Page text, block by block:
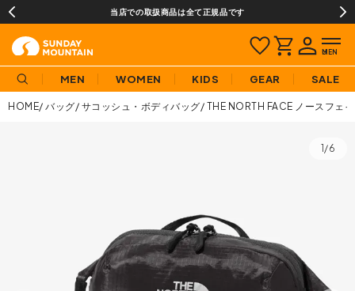
当店での取扱商品は全て正規品です
MEN WOMEN KIDS GEAR SALE
HOME バッグ サコッシュ・ボディバッグ THE NORTH FACE ノースフェ
1/6